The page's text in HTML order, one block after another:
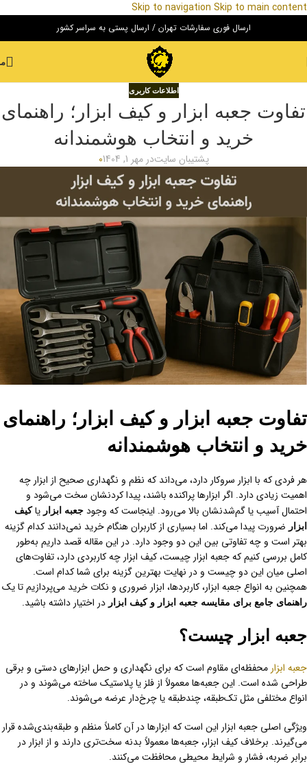
Skip to navigation Skip to main content
ارسال فوری سفارشات تهران / ارسال پستی به سراسر کشور
اطلاعات کاربری
تفاوت جعبه ابزار و کیف ابزار؛ راهنمای
خرید و انتخاب هوشمندانه
پشتیبان سایتدر مهر 1, 1404 0
تفاوت جعبه ابزار و کیف ابزار؛ راهنمای
خرید و انتخاب هوشمندانه
هر فردی که با ابزار سروکار دارد، می‌داند که نظم و نگهداری صحیح از ابزار چه
اهمیت زیادی دارد. اگر ابزارها پراکنده باشند، پیدا کردنشان سخت می‌شود و
احتمال آسیب یا گم‌شدنشان بالا می‌رود. اینجاست که وجود جعبه ابزار یاکیف
ابزار ضرورت پیدا می‌کند. اما بسیاری از کاربران هنگام خرید نمی‌دانند کدام گزینه
بهتر است و چه تفاوتی بین این دو وجود دارد. در این مقاله قصد داریم به‌طور
کامل بررسی کنیم که جعبه ابزار چیست، کیف ابزار چه کاربردی دارد، تفاوت‌های
اصلی میان این دو چیست و در نهایت بهترین گزینه برای شما کدام است.
همچنین به انواع جعبه ابزار، کاربردها، ابزار ضروری و نکات خرید می‌پردازیم تا یک
راهنمای جامع برای مقایسه جعبه ابزار و کیف ابزار در اختیار داشته باشید.
جعبه ابزار چیست؟
جعبه ابزار محفظه‌ای مقاوم است که برای نگهداری و حمل ابزارهای دستی و برقی
طراحی شده است. این جعبه‌ها معمولاً از فلز یا پلاستیک ساخته می‌شوند و در
انواع مختلفی مثل تک‌طبقه، چندطبقه یا چرخ‌دار عرضه می‌شوند.
ویژگی اصلی جعبه ابزار این است که ابزارها در آن کاملاً منظم و طبقه‌بندی‌شده قرار
می‌گیرند. برخلاف کیف ابزار، جعبه‌ها معمولاً بدنه سخت‌تری دارند و از ابزار در
برابر ضربه، فشار و شرایط محیطی محافظت می‌کنند.